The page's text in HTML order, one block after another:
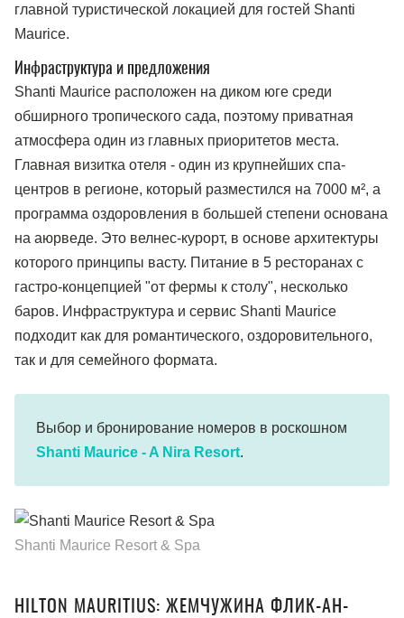
главной туристической локацией для гостей Shanti
Maurice.
Инфраструктура и предложения
Shanti Maurice расположен на диком юге среди
обширного тропического сада, поэтому приватная
атмосфера один из главных приоритетов места.
Главная визитка отеля - один из крупнейших спа-
центров в регионе, который разместился на 7000 м², а
программа оздоровления в большей степени основана
на аюрведе. Это велнес-курорт, в основе архитектуры
которого принципы васту. Питание в 5 ресторанах с
гастро-концепцией "от фермы к столу", несколько
баров. Инфраструктура и сервис Shanti Maurice
подходит как для романтического, оздоровительного,
так и для семейного формата.
Выбор и бронирование номеров в роскошном
Shanti Maurice - A Nira Resort.
Shanti Maurice Resort & Spa
HILTON MAURITIUS: ЖЕМЧУЖИНА ФЛИК-АН-